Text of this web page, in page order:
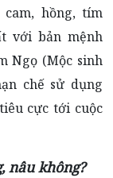
hồng, tím
với bản mệnh
Ngọ (Mộc sinh
chế sử dụng
cực tới cuộc
nâu không?